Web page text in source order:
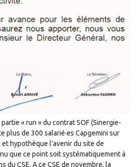
« run » du contrat SOF (Sinergie-
plus de 300 salarié·es Capgemini sur
hypothèque l’avenir du site de
que ce point soit systématiquement à
du CSE. A ce CSE de novembre, la